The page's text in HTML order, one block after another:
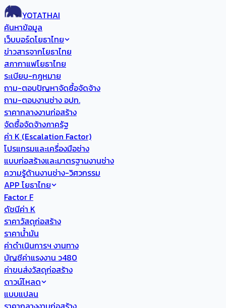
YOTATHAI
ค้นหาข้อมูล
เว็บบอร์ดโยธาไทย
ข่าวสารจากโยธาไทย
สภากาแฟโยธาไทย
ระเบียบ-กฎหมาย
ถาม-ตอบปัญหาจัดซื้อจัดจ้าง
ถาม-ตอบงานช่าง อปท.
ราคากลางงานก่อสร้าง
จัดซื้อจัดจ้างภาครัฐ
ค่า K (Escalation Factor)
โปรแกรมและเครื่องมือช่าง
แบบก่อสร้างและมาตรฐานงานช่าง
ความรู้ด้านงานช่าง-วิศวกรรม
APP โยธาไทย
Factor F
ดัชนีค่า K
ราคาวัสดุก่อสร้าง
ราคาน้ำมัน
ค่าดำเนินการฯ งานทาง
บัญชีค่าแรงงาน ว480
ค่าขนส่งวัสดุก่อสร้าง
ดาวน์โหลด
แบบแปลน